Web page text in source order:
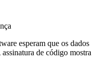
esperam que os dados
de código mostra